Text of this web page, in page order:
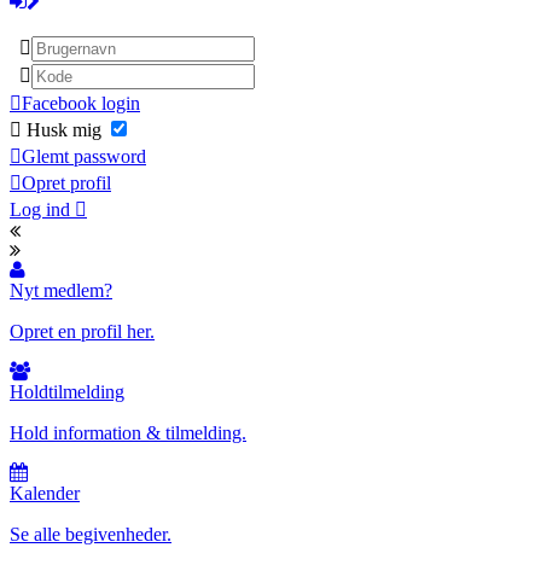
Facebook login
Husk mig
Glemt password
Opret profil
Log ind
Nyt medlem?
Opret en profil her.
Holdtilmelding
Hold information & tilmelding.
Kalender
Se alle begivenheder.